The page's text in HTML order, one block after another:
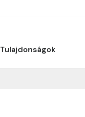
Tulajdonságok